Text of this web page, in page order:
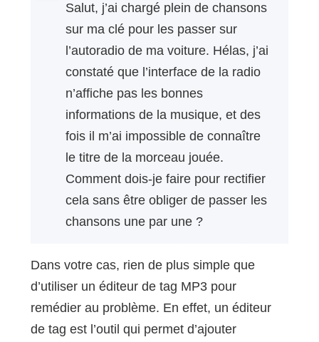
Salut, j’ai chargé plein de chansons
sur ma clé pour les passer sur
l’autoradio de ma voiture. Hélas, j’ai
constaté que l’interface de la radio
n’affiche pas les bonnes
informations de la musique, et des
fois il m’ai impossible de connaître
le titre de la morceau jouée.
Comment dois-je faire pour rectifier
cela sans être obliger de passer les
chansons une par une ?
Dans votre cas, rien de plus simple que
d’utiliser un éditeur de tag MP3 pour
remédier au problème. En effet, un éditeur
de tag est l’outil qui permet d’ajouter